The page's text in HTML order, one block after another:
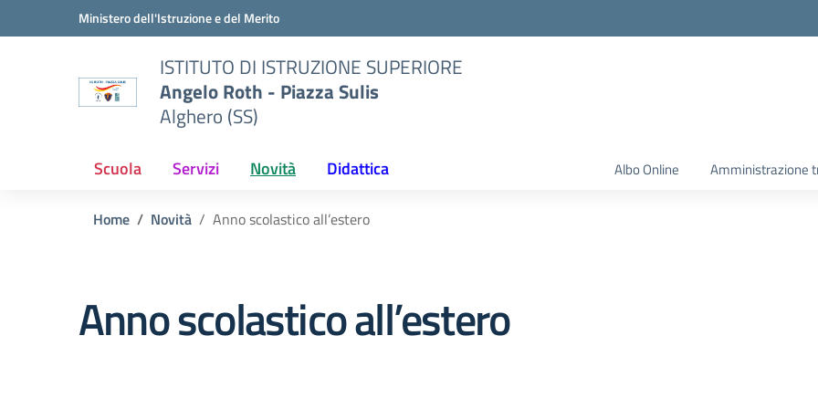
Vai ai contenuti
Vai al menu di navigazioneMinistero dell'Istruzione e del Merito
ISTITUTO DI ISTRUZIONE SUPERIORE
Angelo Roth - Piazza Sulis
Alghero (SS)
Scuola Servizi Novità Didattica Albo Online Amministrazione
Home Novità Anno scolastico all’estero
Anno scolastico all’estero